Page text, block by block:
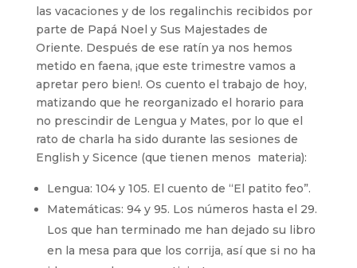
las vacaciones y de los regalinchis recibidos por
parte de Papá Noel y Sus Majestades de
Oriente. Después de ese ratín ya nos hemos
metido en faena, ¡que este trimestre vamos a
apretar pero bien!. Os cuento el trabajo de hoy,
matizando que he reorganizado el horario para
no prescindir de Lengua y Mates, por lo que el
rato de charla ha sido durante las sesiones de
English y Sicence (que tienen menos materia):
Lengua: 104 y 105. El cuento de “El patito feo”.
Matemáticas: 94 y 95. Los números hasta el 29.
Los que han terminado me han dejado su libro
en la mesa para que los corrija, así que si no ha